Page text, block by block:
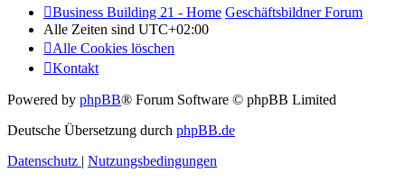
Business Building 21 - Home Geschäftsbildner Forum
Alle Zeiten sind UTC+02:00
Alle Cookies löschen
Kontakt
Powered by phpBB® Forum Software © phpBB Limited
Deutsche Übersetzung durch phpBB.de
Datenschutz | Nutzungsbedingungen